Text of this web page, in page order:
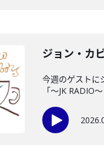
ジョン・カ
今週のゲストに
「〜JK RADIO